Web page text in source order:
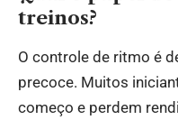
treinos?
O controle de ritmo é
precoce. Muitos
começo e perdem